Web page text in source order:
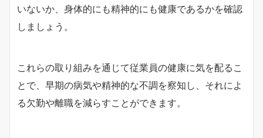
いないか、身体的にも精神的にも健康であるかを確認
しましょう。
これらの取り組みを通じて従業員の健康に気を配るこ
とで、早期の病気や精神的な不調を察知し、それによ
る欠勤や離職を減らすことができます。